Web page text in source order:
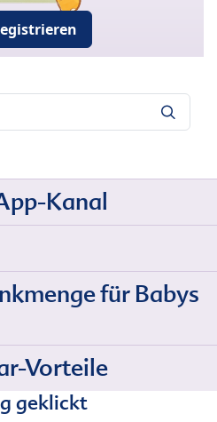
Kanal
für Babys
Vorteile
geklickt